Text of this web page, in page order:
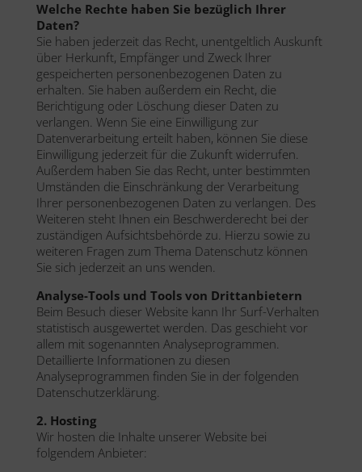
Welche Rechte haben Sie bezüglich Ihrer
Daten?
Sie haben jederzeit das Recht, unentgeltlich Auskunft
über Herkunft, Empfänger und Zweck Ihrer
gespeicherten personenbezogenen Daten zu
erhalten. Sie haben außerdem ein Recht, die
Berichtigung oder Löschung dieser Daten zu
verlangen. Wenn Sie eine Einwilligung zur
Datenverarbeitung erteilt haben, können Sie diese
Einwilligung jederzeit für die Zukunft widerrufen.
Außerdem haben Sie das Recht, unter bestimmten
Umständen die Einschränkung der Verarbeitung
Ihrer personenbezogenen Daten zu verlangen. Des
Weiteren steht Ihnen ein Beschwerderecht bei der
zuständigen Aufsichtsbehörde zu. Hierzu sowie zu
weiteren Fragen zum Thema Datenschutz können
Sie sich jederzeit an uns wenden.
Analyse-Tools und Tools von Drittanbietern
Beim Besuch dieser Website kann Ihr Surf-Verhalten
statistisch ausgewertet werden. Das geschieht vor
allem mit sogenannten Analyseprogrammen.
Detaillierte Informationen zu diesen
Analyseprogrammen finden Sie in der folgenden
Datenschutzerklärung.
2. Hosting
Wir hosten die Inhalte unserer Website bei
folgendem Anbieter: